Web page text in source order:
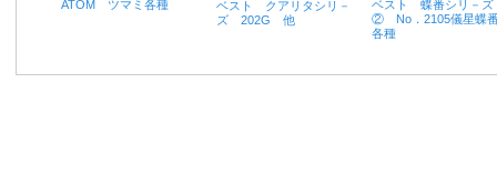
ATOM ツマミ各種
ベスト クアリタシリ－
ズ 202G 他
ベスト 蝶番シリ－ズ
② No．2105儀星蝶
各種